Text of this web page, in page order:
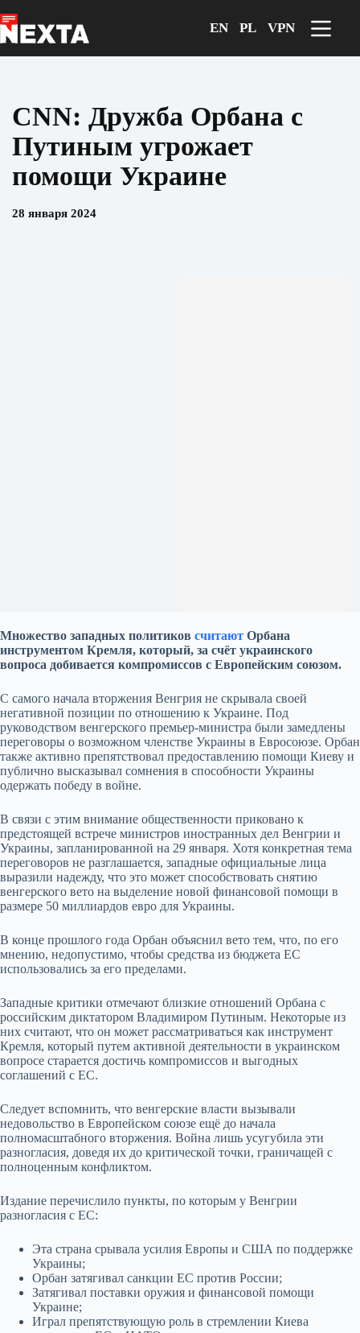
к
сути
EN PL VPN
CNN: Дружба Орбана с
Путиным угрожает
помощи Украине
28 января 2024
Множество западных политиков считают Орбана
инструментом Кремля, который, за счёт украинского
вопроса добивается компромиссов с Европейским союзом.
С самого начала вторжения Венгрия не скрывала своей
негативной позиции по отношению к Украине. Под
руководством венгерского премьер-министра были замедлены
переговоры о возможном членстве Украины в Евросоюзе. Орбан
также активно препятствовал предоставлению помощи Киеву и
публично высказывал сомнения в способности Украины
одержать победу в войне.
В связи с этим внимание общественности приковано к
предстоящей встрече министров иностранных дел Венгрии и
Украины, запланированной на 29 января. Хотя конкретная тема
переговоров не разглашается, западные официальные лица
выразили надежду, что это может способствовать снятию
венгерского вето на выделение новой финансовой помощи в
размере 50 миллиардов евро для Украины.
В конце прошлого года Орбан объяснил вето тем, что, по его
мнению, недопустимо, чтобы средства из бюджета ЕС
использовались за его пределами.
Западные критики отмечают близкие отношений Орбана с
российским диктатором Владимиром Путиным. Некоторые из
них считают, что он может рассматриваться как инструмент
Кремля, который путем активной деятельности в украинском
вопросе старается достичь компромиссов и выгодных
соглашений с ЕС.
Следует вспомнить, что венгерские власти вызывали
недовольство в Европейском союзе ещё до начала
полномасштабного вторжения. Война лишь усугубила эти
разногласия, доведя их до критической точки, граничащей с
полноценным конфликтом.
Издание перечислило пункты, по которым у Венгрии
разногласия с ЕС:
Эта страна срывала усилия Европы и США по поддержке
Украины;
Орбан затягивал санкции ЕС против России;
Затягивал поставки оружия и финансовой помощи
Украине;
Играл препятствующую роль в стремлении Киева